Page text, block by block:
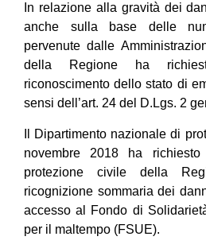
In relazione alla gravità dei
anche sulla base delle
pervenute dalle
della Regione ha
riconoscimento dello stato di
sensi dell’art. 24 del D.Lgs. 2
Il Dipartimento nazionale di
novembre 2018 ha
protezione civile della
ricognizione sommaria dei
accesso al Fondo di
per il maltempo (FSUE).